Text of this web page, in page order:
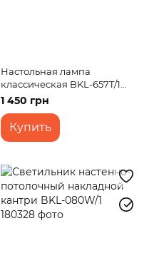
Настольная лампа
классическая BKL-657T/1
E27 CH
1 450 грн
Купить